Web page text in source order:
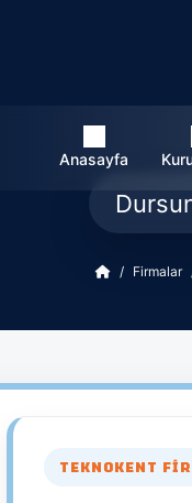
Anasayfa
Firmalar
TEKNOKENT